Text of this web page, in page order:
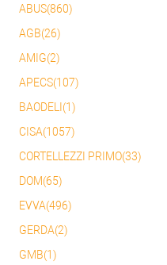
ABUS(860)
AGB(26)
AMIG(2)
APECS(107)
BAODELI(1)
CISA(1057)
CORTELLEZZI PRIMO(33)
DOM(65)
EVVA(496)
GERDA(2)
GMB(1)